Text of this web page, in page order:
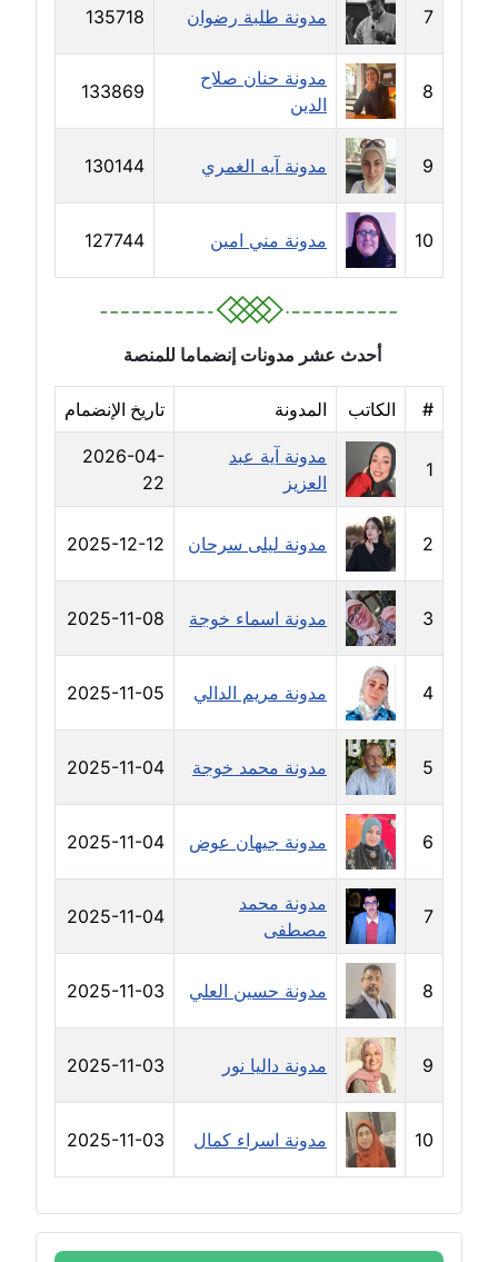
مدونة رشا السعدي
عاملة
مدونة رشا شمس الدين
عاملة
مدونة رشا كمال
عاملة
مدونة رشا ماهر
مدونة رشيد سبابو
عاملة
مدونة رفعت عراقي
عاملة
مدونة رهام معلا
عاملة
مدونة ريهام الخميسي
عاملة
مدونة زينات مطاوع
عاملة
مدونة زينب ابو الفضل
عاملة
مدونة زينب حمدي
عاملة
مدونة سارة ابراهيم
عاملة
مدونة سارة القصبي
عاملة
مدونة سارة سعيد
عاملة
مدونة سالي علاء الدين
7 مدونة طلبة رضوان 135718
8
مدونة حنان صلاح
الدين
133869
9 مدونة آيه الغمري 130144
10 مدونة مني امين 127744
أحدث عشر مدونات إنضماما للمنصة
# الكاتب المدونة تاريخ الإنضمام
1
مدونة آية عبد
العزيز
2026-04-
22
2 مدونة ليلى سرحان 2025-12-12
3 مدونة اسماء خوجة 2025-11-08
4 مدونة مريم الدالي 2025-11-05
5 مدونة محمد خوجة 2025-11-04
6 مدونة جيهان عوض 2025-11-04
7
مدونة محمد
مصطفى
2025-11-04
8 مدونة حسين العلي 2025-11-03
9 مدونة داليا نور 2025-11-03
10 مدونة اسراء كمال 2025-11-03